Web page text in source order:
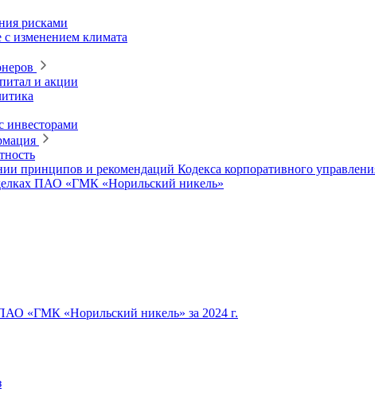
рисками
с изменением климата
и акции
инвесторами
принципов и рекомендаций Кодекса корпоративного
ПАО «ГМК «Норильский никель»
«ГМК «Норильский никель» за 2024 г.